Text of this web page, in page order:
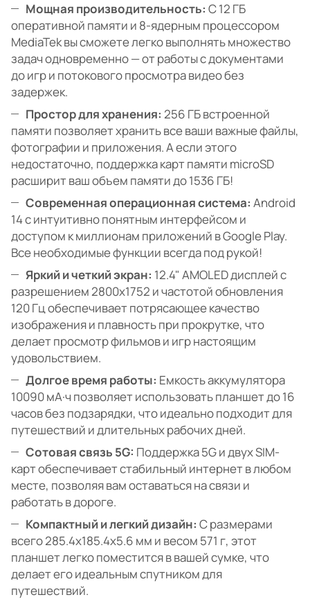
Мощная производительность: С 12 ГБ
оперативной памяти и 8-ядерным процессором
MediaTek вы сможете легко выполнять множество
задач одновременно — от работы с документами
до игр и потокового просмотра видео без
задержек.
Простор для хранения: 256 ГБ встроенной
памяти позволяет хранить все ваши важные файлы,
фотографии и приложения. А если этого
недостаточно, поддержка карт памяти microSD
расширит ваш объем памяти до 1536 ГБ!
Современная операционная система: Android
14 с интуитивно понятным интерфейсом и
доступом к миллионам приложений в Google Play.
Все необходимые функции всегда под рукой!
Яркий и четкий экран: 12.4" AMOLED дисплей с
разрешением 2800x1752 и частотой обновления
120 Гц обеспечивает потрясающее качество
изображения и плавность при прокрутке, что
делает просмотр фильмов и игр настоящим
удовольствием.
Долгое время работы: Емкость аккумулятора
10090 мА·ч позволяет использовать планшет до 16
часов без подзарядки, что идеально подходит для
путешествий и длительных рабочих дней.
Сотовая связь 5G: Поддержка 5G и двух SIM-
карт обеспечивает стабильный интернет в любом
месте, позволяя вам оставаться на связи и
работать в дороге.
Компактный и легкий дизайн: С размерами
всего 285.4x185.4x5.6 мм и весом 571 г, этот
планшет легко поместится в вашей сумке, что
делает его идеальным спутником для
путешествий.